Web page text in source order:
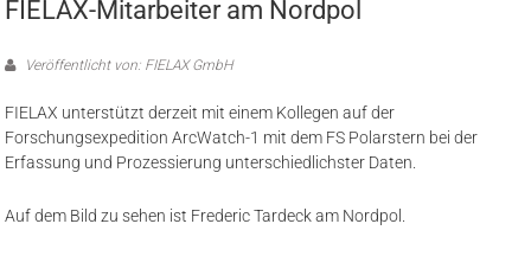
FIELAX-Mitarbeiter am Nordpol
Veröffentlicht von: FIELAX GmbH
FIELAX unterstützt derzeit mit einem Kollegen auf der
Forschungsexpedition ArcWatch-1 mit dem FS Polarstern bei der
Erfassung und Prozessierung unterschiedlichster Daten.
Auf dem Bild zu sehen ist Frederic Tardeck am Nordpol.